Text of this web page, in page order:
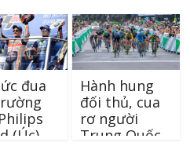
đua
(Úc)
Hành hung
đối thủ, cua
rơ người
Trung Quốc